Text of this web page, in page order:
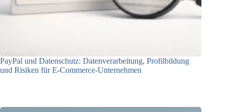
PayPal und Datenschutz: Datenverarbeitung, Profilbildung
und Risiken für E-Commerce-Unternehmen